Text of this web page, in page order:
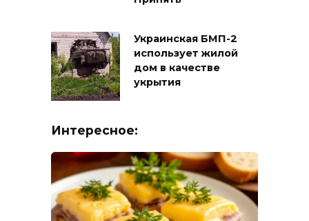
Украинская БМП-2
использует жилой
дом в качестве
укрытия
Интересное: